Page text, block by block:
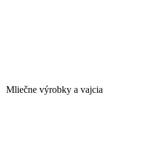
Mliečne výrobky a vajcia